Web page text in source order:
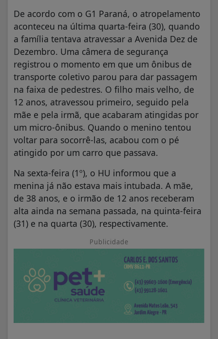
De acordo com o G1 Paraná, o atropelamento
aconteceu na última quarta-feira (30), quando
a família tentava atravessar a Avenida Dez de
Dezembro. Uma câmera de segurança
registrou o momento em que um ônibus de
transporte coletivo parou para dar passagem
na faixa de pedestres. O filho mais velho, de
12 anos, atravessou primeiro, seguido pela
mãe e pela irmã, que acabaram atingidas por
um micro-ônibus. Quando o menino tentou
voltar para socorrê-las, acabou com o pé
atingido por um carro que passava.
Na sexta-feira (1º), o HU informou que a
menina já não estava mais intubada. A mãe,
de 38 anos, e o irmão de 12 anos receberam
alta ainda na semana passada, na quinta-feira
(31) e na quarta (30), respectivamente.
Publicidade